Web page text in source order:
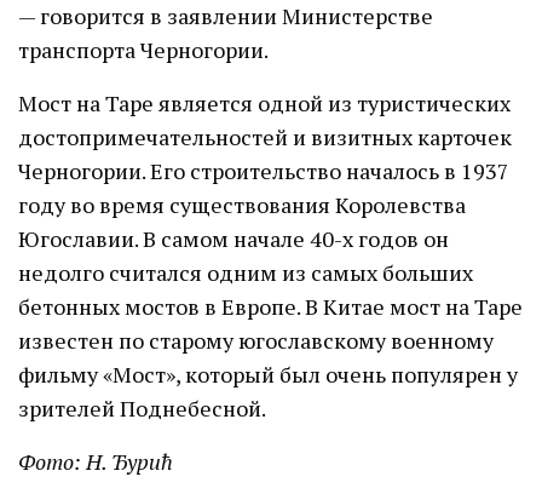
— говорится в заявлении Министерстве
транспорта Черногории.
Мост на Таре является одной из туристических
достопримечательностей и визитных карточек
Черногории. Его строительство началось в 1937
году во время существования Королевства
Югославии. В самом начале 40-х годов он
недолго считался одним из самых больших
бетонных мостов в Европе. В Китае мост на Таре
известен по старому югославскому военному
фильму «Мост», который был очень популярен у
зрителей Поднебесной.
Фото: Н. Ђурић